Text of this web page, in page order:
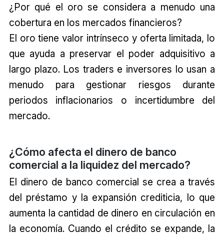
¿Por qué el oro se considera a menudo una
cobertura en los mercados financieros?
El oro tiene valor intrínseco y oferta limitada, lo
que ayuda a preservar el poder adquisitivo a
largo plazo. Los traders e inversores lo usan a
menudo para gestionar riesgos durante
periodos inflacionarios o incertidumbre del
mercado.
¿Cómo afecta el dinero de banco
comercial a la liquidez del mercado?
El dinero de banco comercial se crea a través
del préstamo y la expansión crediticia, lo que
aumenta la cantidad de dinero en circulación en
la economía. Cuando el crédito se expande, la